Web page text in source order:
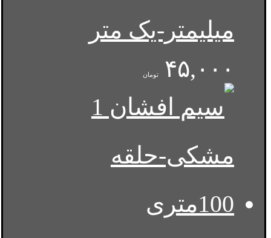
میلیمتر-یک متر
۴۵,۰۰۰
تومان